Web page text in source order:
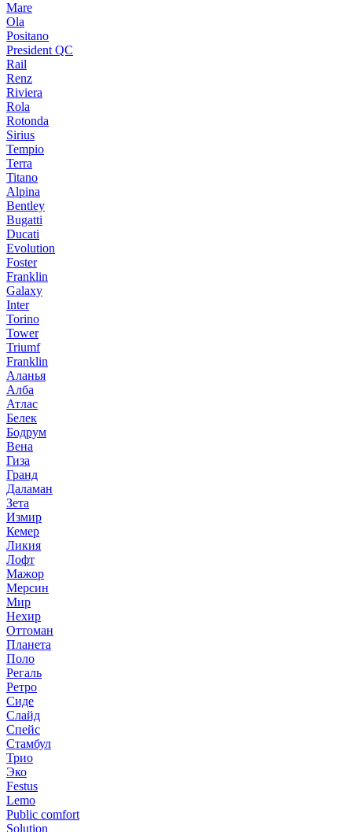
Mare
Ola
Positano
President QC
Rail
Renz
Riviera
Rola
Rotonda
Sirius
Tempio
Terra
Titano
Alpina
Bentley
Bugatti
Ducati
Evolution
Foster
Franklin
Galaxy
Inter
Torino
Tower
Triumf
Franklin
Аланья
Алба
Атлас
Белек
Бодрум
Вена
Гиза
Гранд
Даламан
Зета
Измир
Кемер
Ликия
Лофт
Мажор
Мерсин
Мир
Нехир
Оттоман
Планета
Поло
Регаль
Ретро
Сиде
Слайд
Спейс
Стамбул
Трио
Эко
Festus
Lemo
Public comfort
Solution